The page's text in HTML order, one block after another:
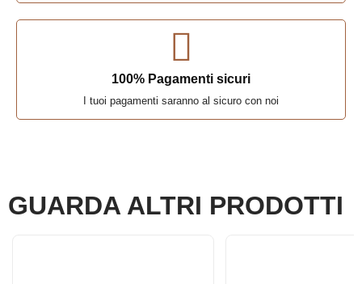
100% Pagamenti sicuri
I tuoi pagamenti saranno al sicuro con noi
GUARDA ALTRI PRODOTTI